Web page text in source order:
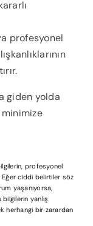
profesyonel
giden yolda
profesyonel
Eğer ciddi belirtiler söz
yaşanıyorsa,
yanlış
herhangi bir zarardan